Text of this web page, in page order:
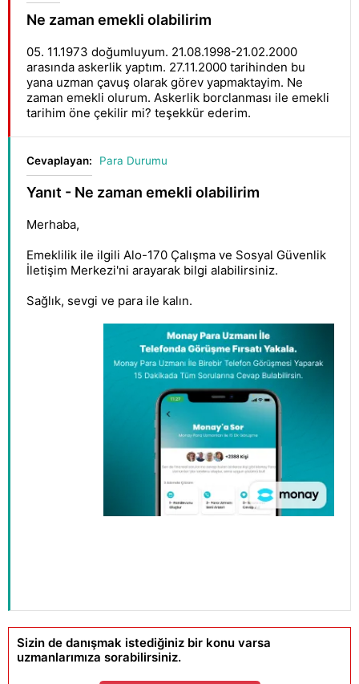
Ne zaman emekli olabilirim
05. 11.1973 doğumluyum. 21.08.1998-21.02.2000
arasında askerlik yaptım. 27.11.2000 tarihinden bu
yana uzman çavuş olarak görev yapmaktayim. Ne
zaman emekli olurum. Askerlik borclanması ile emekli
tarihim öne çekilir mi? teşekkür ederim.
Cevaplayan: Para Durumu
Yanıt - Ne zaman emekli olabilirim
Merhaba,
Emeklilik ile ilgili Alo-170 Çalışma ve Sosyal Güvenlik
İletişim Merkezi'ni arayarak bilgi alabilirsiniz.
Sağlık, sevgi ve para ile kalın.
Sizin de danışmak istediğiniz bir konu varsa
uzmanlarımıza sorabilirsiniz.